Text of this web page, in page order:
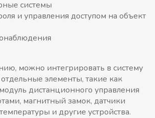
системы
и управления доступом на объект
можно интегрировать в систему
элементы, такие как
дистанционного управления
магнитный замок, датчики
и другие устройства.